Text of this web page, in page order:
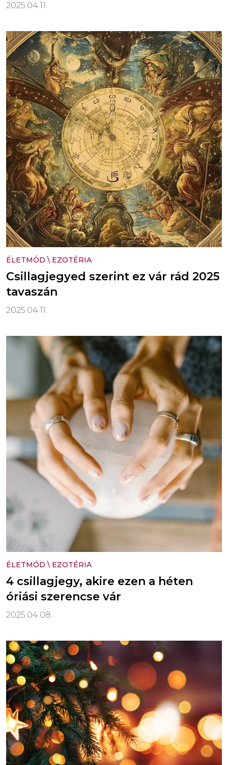
2025.04.11.
ÉLETMÓD \ EZOTÉRIA
Csillagjegyed szerint ez vár rád 2025
tavaszán
2025.04.11.
ÉLETMÓD \ EZOTÉRIA
4 csillagjegy, akire ezen a héten
óriási szerencse vár
2025.04.08.